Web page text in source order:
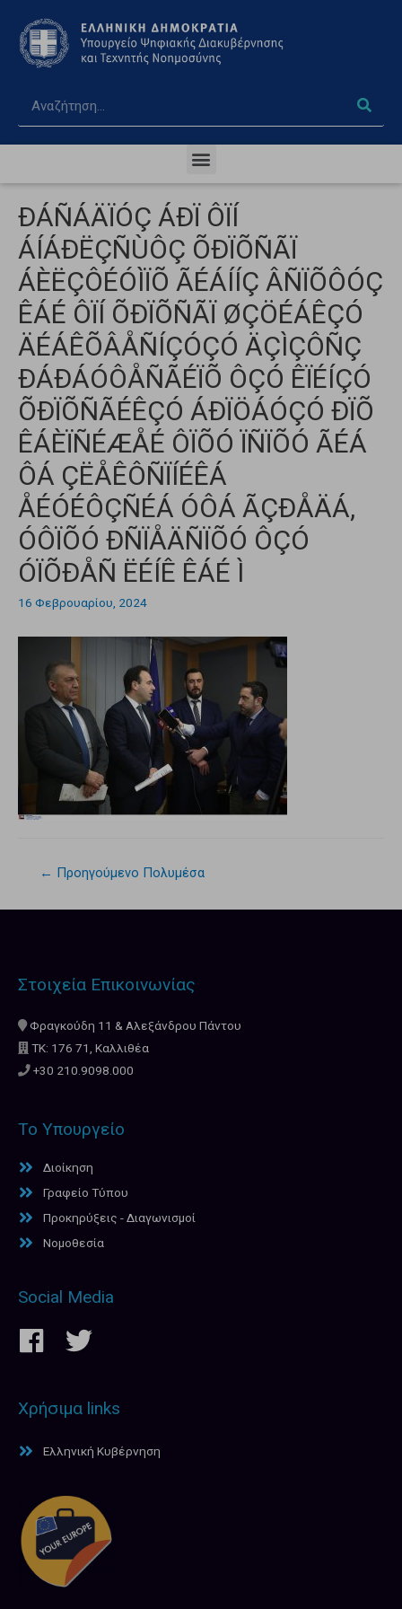
ÐÁÑÁÄÏÓÇ ÁÐÏ ÔÏÍ
ÁÍÁÐËÇÑÙÔÇ ÕÐÏÕÑÃÏ
ÁÈËÇÔÉÓÌÏÕ ÃÉÁÍÍÇ ÂÑÏÕÔÓÇ
ÊÁÉ ÔÏÍ ÕÐÏÕÑÃÏ ØÇÖÉÁÊÇÓ
ÄÉÁÊÕÂÅÑÍÇÓÇÓ ÄÇÌÇÔÑÇ
ÐÁÐÁÓÔÅÑÃÉÏÕ ÔÇÓ ÊÏÉÍÇÓ
ÕÐÏÕÑÃÉÊÇÓ ÁÐÏÖÁÓÇÓ ÐÏÕ
ÊÁÈÏÑÉÆÅÉ ÔÏÕÓ ÏÑÏÕÓ ÃÉÁ
ÔÁ ÇËÅÊÔÑÏÍÉÊÁ
ÅÉÓÉÔÇÑÉÁ ÓÔÁ ÃÇÐÅÄÁ,
ÓÔÏÕÓ ÐÑÏÅÄÑÏÕÓ ÔÇÓ
ÓÏÕÐÅÑ ËÉÍÊ ÊÁÉ Ì
16 Φεβρουαρίου, 2024
← Προηγούμενο Πολυμέσα
Στοιχεία Επικοινωνίας
Φραγκούδη 11 & Αλεξάνδρου Πάντου
ΤΚ: 176 71, Καλλιθέα
+30 210.9098.000
Το Υπουργείο
Διοίκηση
Γραφείο Τύπου
Προκηρύξεις - Διαγωνισμοί
Νομοθεσία
Social Media
Χρήσιμα links
Ελληνική Κυβέρνηση